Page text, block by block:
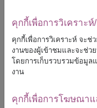
ของขวัญออนไลน์
ช่อดอกไม้รับปริญญา
คุกกี้เพื่อการวิเคราะ
คุกกี้เพื่อการวิเคราะห์ จะช่
งานของผู้เข้าชมและจะช่ว
โดยการเก็บรวบรวมข้อมูล
งาน
คุกกี้เพื่อการโฆษณาแ